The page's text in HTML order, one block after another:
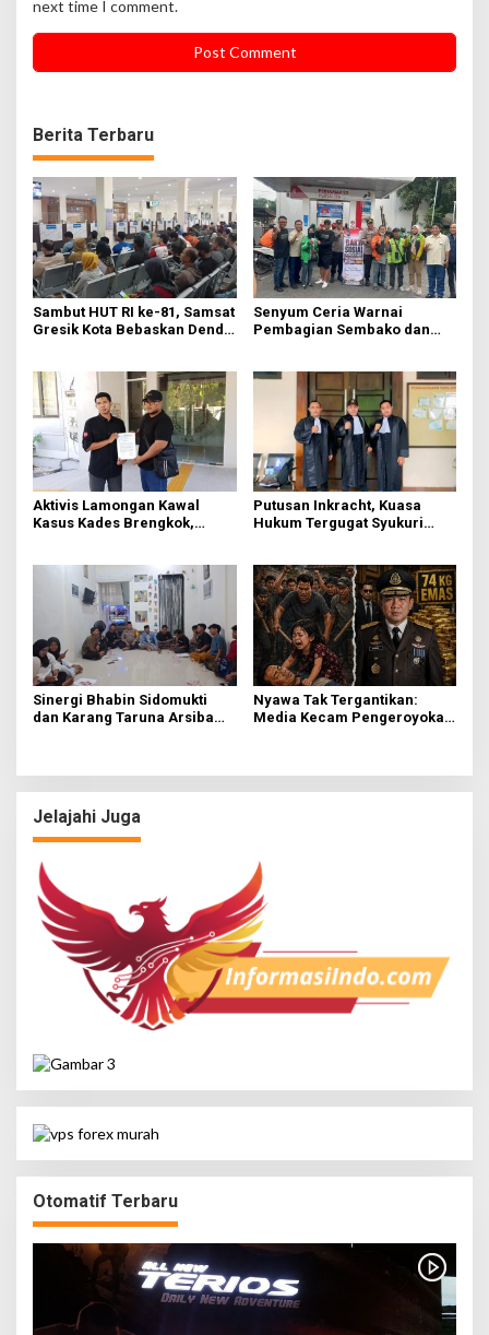
next time I comment.
Berita Terbaru
Sambut HUT RI ke-81, Samsat
Gresik Kota Bebaskan Denda
Senyum Ceria Warnai
Pembagian Sembako dan
Aktivis Lamongan Kawal
Kasus Kades Brengkok,
Putusan Inkracht, Kuasa
Hukum Tergugat Syukuri
Sinergi Bhabin Sidomukti
dan Karang Taruna Arsiba
Nyawa Tak Tergantikan:
Media Kecam Pengeroyokan
Jelajahi Juga
Otomatif Terbaru